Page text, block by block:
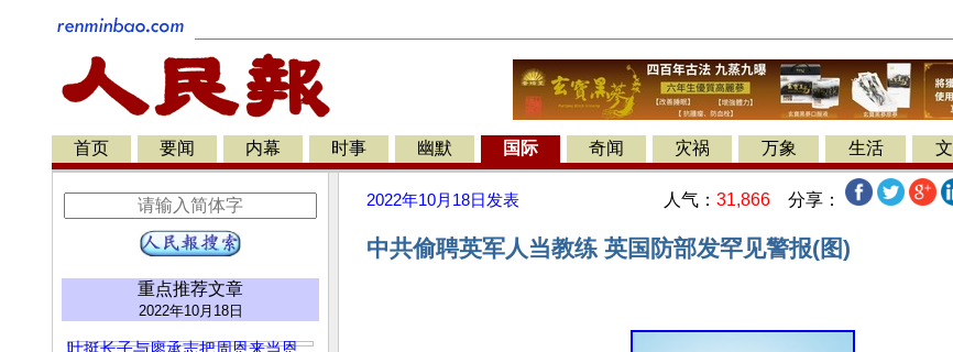
首页 要闻 内幕 时事 幽默 国际 奇闻 灾祸 万象 生活
重点推荐文章
2022年10月18日
2022年10月18日 发表 人气： 31,866 分享：
中共偷聘英军人当教练 英国防部发罕见警报(图)